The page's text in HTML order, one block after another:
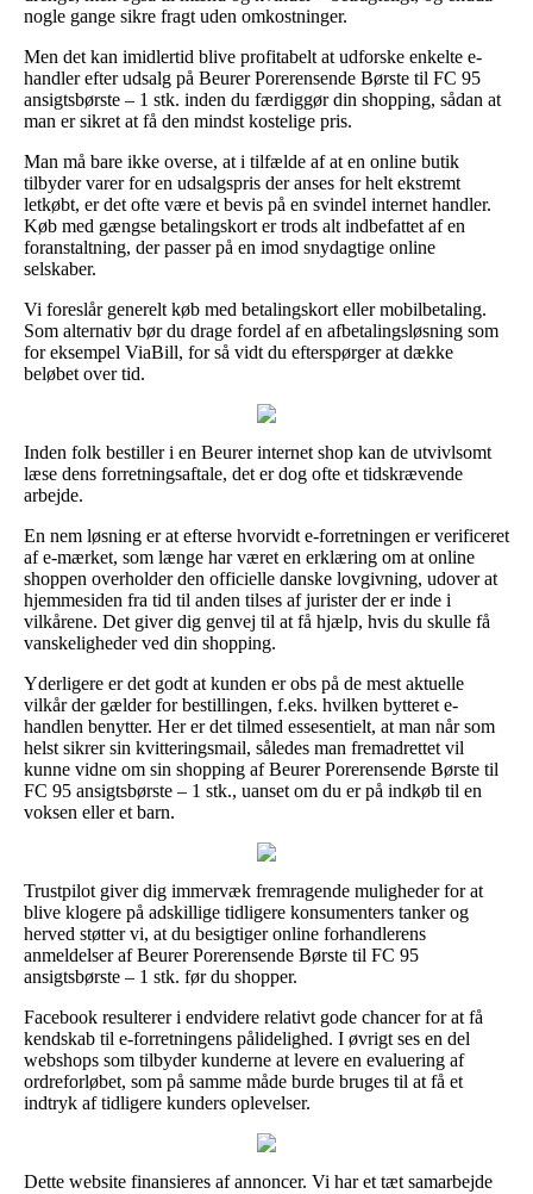
nogle gange sikre fragt uden omkostninger.
Men det kan imidlertid blive profitabelt at udforske enkelte e-
handler efter udsalg på Beurer Porerensende Børste til FC 95
ansigtsbørste – 1 stk. inden du færdiggør din shopping, sådan at
man er sikret at få den mindst kostelige pris.
Man må bare ikke overse, at i tilfælde af at en online butik
tilbyder varer for en udsalgspris der anses for helt ekstremt
letkøbt, er det ofte være et bevis på en svindel internet handler.
Køb med gængse betalingskort er trods alt indbefattet af en
foranstaltning, der passer på en imod snydagtige online
selskaber.
Vi foreslår generelt køb med betalingskort eller mobilbetaling.
Som alternativ bør du drage fordel af en afbetalingsløsning som
for eksempel ViaBill, for så vidt du efterspørger at dække
beløbet over tid.
Inden folk bestiller i en Beurer internet shop kan de utvivlsomt
læse dens forretningsaftale, det er dog ofte et tidskrævende
arbejde.
En nem løsning er at efterse hvorvidt e-forretningen er verificeret
af e-mærket, som længe har været en erklæring om at online
shoppen overholder den officielle danske lovgivning, udover at
hjemmesiden fra tid til anden tilses af jurister der er inde i
vilkårene. Det giver dig genvej til at få hjælp, hvis du skulle få
vanskeligheder ved din shopping.
Yderligere er det godt at kunden er obs på de mest aktuelle
vilkår der gælder for bestillingen, f.eks. hvilken bytteret e-
handlen benytter. Her er det tilmed essesentielt, at man når som
helst sikrer sin kvitteringsmail, således man fremadrettet vil
kunne vidne om sin shopping af Beurer Porerensende Børste til
FC 95 ansigtsbørste – 1 stk., uanset om du er på indkøb til en
voksen eller et barn.
Trustpilot giver dig immervæk fremragende muligheder for at
blive klogere på adskillige tidligere konsumenters tanker og
herved støtter vi, at du besigtiger online forhandlerens
anmeldelser af Beurer Porerensende Børste til FC 95
ansigtsbørste – 1 stk. før du shopper.
Facebook resulterer i endvidere relativt gode chancer for at få
kendskab til e-forretningens pålidelighed. I øvrigt ses en del
webshops som tilbyder kunderne at levere en evaluering af
ordreforløbet, som på samme måde burde bruges til at få et
indtryk af tidligere kunders oplevelser.
Dette website finansieres af annoncer. Vi har et tæt samarbejde